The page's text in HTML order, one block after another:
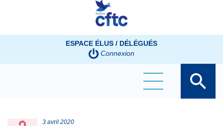
ESPACE ÉLUS / DÉLÉGUÉS
Connexion
3 avril 2020
Panneau de gestion des cookies